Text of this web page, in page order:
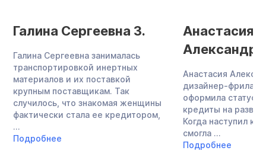
Галина Сергеевна З.
Галина Сергеевна занималась
транспортировкой инертных
материалов и их поставкой
крупным поставщикам. Так
случилось, что знакомая женщины
фактически стала ее кредитором,
...
Подробнее
Анастасия
Анастасия
дизайнер-
оформила статус
кредиты на
Когда наступил
смогла ...
Подробнее